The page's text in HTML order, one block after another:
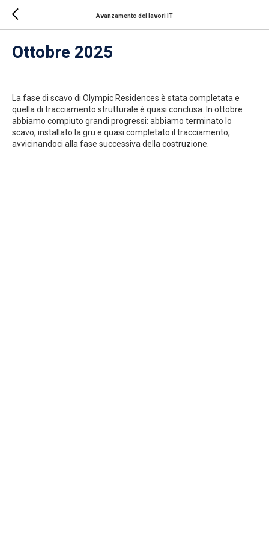
Avanzamento dei lavori IT
Ottobre 2025
La fase di scavo di Olympic Residences è stata completata e
quella di tracciamento strutturale è quasi conclusa. In ottobre
abbiamo compiuto grandi progressi: abbiamo terminato lo
scavo, installato la gru e quasi completato il tracciamento,
avvicinandoci alla fase successiva della costruzione.